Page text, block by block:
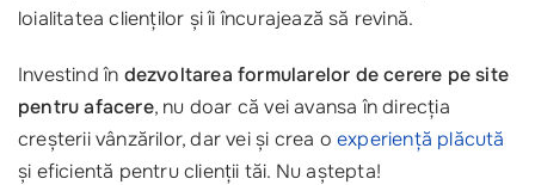
loialitatea clienților și îi încurajează să revină.
Investind în dezvoltarea formularelor de cerere pe site
pentru afacere, nu doar că vei avansa în direcția
creșterii vânzărilor, dar vei și crea o experiență plăcută
și eficientă pentru clienții tăi. Nu aștepta!